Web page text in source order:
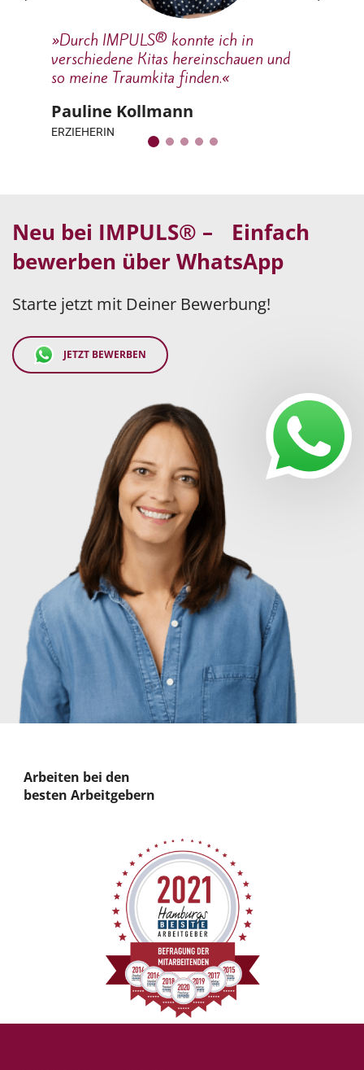
»Durch IMPULS® konnte ich in
verschiedene Kitas hereinschauen und
so meine Traumkita finden.«
Pauline Kollmann
ERZIEHERIN
Neu bei IMPULS® – Einfach
bewerben über WhatsApp
Starte jetzt mit Deiner Bewerbung!
JETZT BEWERBEN
Arbeiten bei den
besten Arbeitgebern